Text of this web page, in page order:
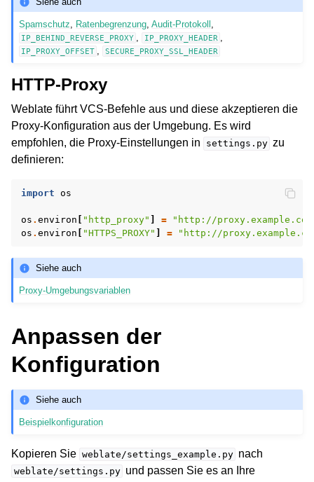
Spamschutz, Ratenbegrenzung,Audit-Protokoll ,
IP_BEHIND_REVERSE_PROXY , IP_PROXY_HEADER ,
IP_PROXY_OFFSET , SECURE_PROXY_SSL_HEADER
HTTP-Proxy
Weblate führt VCS-Befehle aus und diese akzeptieren die
Proxy-Konfiguration aus der Umgebung. Es wird
empfohlen, die Proxy-Einstellungen in
settings.py zu
definieren:
import os
os . environ "http_proxy" =
"http://
os . environ "HTTPS_PROXY" = "http://
Siehe auch
Proxy-Umgebungsvariablen
Anpassen der
Konfiguration
Siehe auch
Beispielkonfiguration
Kopieren Sie weblate/settings_example.py nach
weblate/settings.py und passen Sie es an Ihre